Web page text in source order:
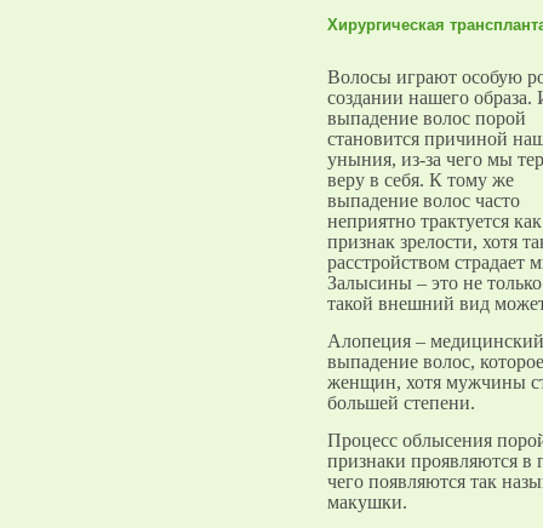
Хирургическая
Волосы играют особую
создании нашего образа.
выпадение волос порой
становится причиной
уныния, из-за чего мы
веру в себя. К тому же
выпадение волос часто
неприятно трактуется как
признак зрелости, хотя
расстройством
Залысины – это не
такой внешний вид может
Алопеция –
выпадение волос,
женщин, хотя мужчины
большей степени.
Процесс облысения
признаки проявляются в
чего появляются так
макушки.